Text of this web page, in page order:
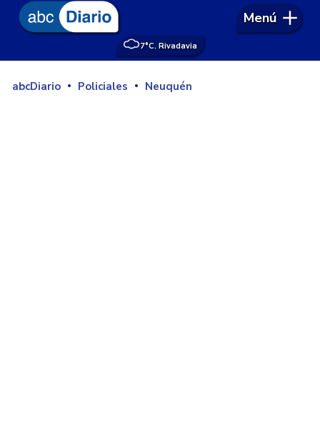
7°C. Rivadavia
Menú
abcDiario Policiales Neuquén